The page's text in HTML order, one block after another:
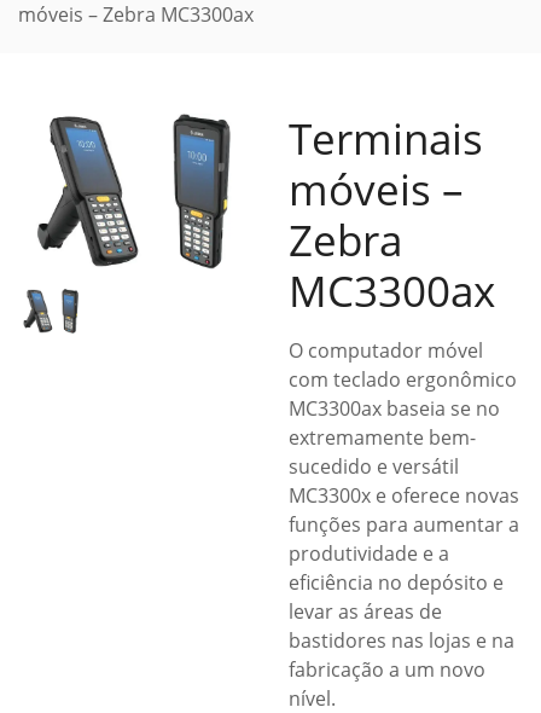
móveis – Zebra MC3300ax
Terminais
móveis –
Zebra
MC3300ax
O computador móvel
com teclado ergonômico
MC3300ax baseia se no
extremamente bem-
sucedido e versátil
MC3300x e oferece novas
funções para aumentar a
produtividade e a
eficiência no depósito e
levar as áreas de
bastidores nas lojas e na
fabricação a um novo
nível.